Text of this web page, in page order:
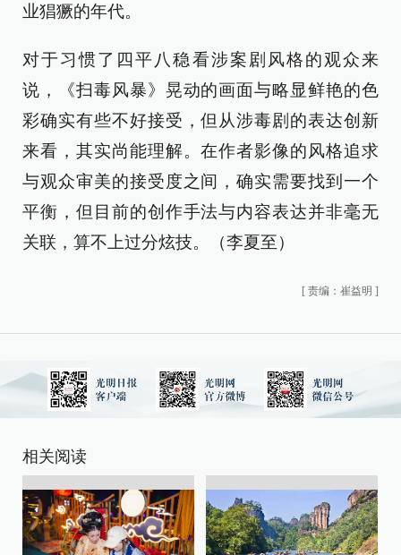
业猖獗的年代。
对于习惯了四平八稳看涉案剧风格的观众来
说，《扫毒风暴》晃动的画面与略显鲜艳的色
彩确实有些不好接受，但从涉毒剧的表达创新
来看，其实尚能理解。在作者影像的风格追求
与观众审美的接受度之间，确实需要找到一个
平衡，但目前的创作手法与内容表达并非毫无
关联，算不上过分炫技。（李夏至）
[ 责编：崔益明 ]
相关阅读